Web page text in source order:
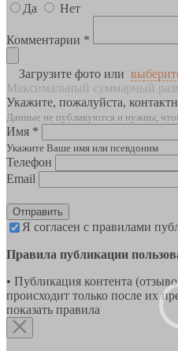
Да
Нет
Комментарии *
Загрузите фото или
Максимальный суммарный
Укажите, пожалуйста,
Данные не публикуются и нужны,
Имя *
Укажите Ваше имя или псевдоним
Телефон
Email
Отправить
Я согласен с правилами
Правила публикации
• Публикация контента
происходит только после их
показать правила